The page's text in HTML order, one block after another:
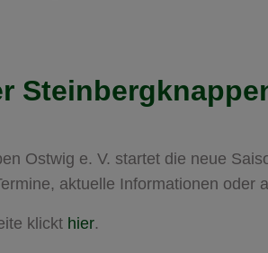
Ostwig e. V. startet die neue
aktuelle Informationen oder
klickt hier.